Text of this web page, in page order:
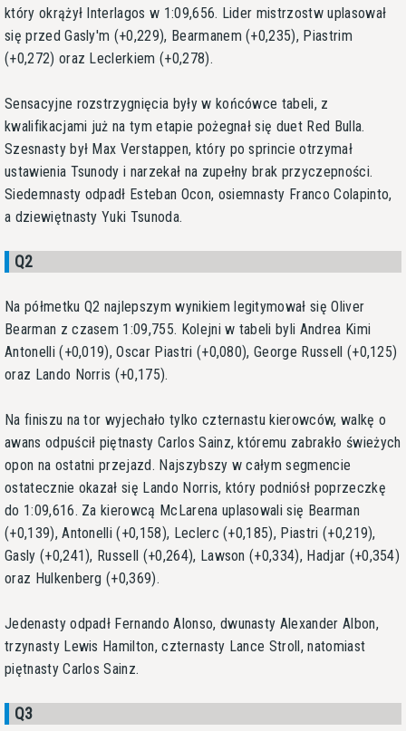
który okrążył Interlagos w 1:09,656. Lider mistrzostw uplasował
się przed Gasly'm (+0,229), Bearmanem (+0,235), Piastrim
(+0,272) oraz Leclerkiem (+0,278).
Sensacyjne rozstrzygnięcia były w końcówce tabeli, z
kwalifikacjami już na tym etapie pożegnał się duet Red Bulla.
Szesnasty był Max Verstappen, który po sprincie otrzymał
ustawienia Tsunody i narzekał na zupełny brak przyczepności.
Siedemnasty odpadł Esteban Ocon, osiemnasty Franco Colapinto,
a dziewiętnasty Yuki Tsunoda.
Q2
Na półmetku Q2 najlepszym wynikiem legitymował się Oliver
Bearman z czasem 1:09,755. Kolejni w tabeli byli Andrea Kimi
Antonelli (+0,019), Oscar Piastri (+0,080), George Russell (+0,125)
oraz Lando Norris (+0,175).
Na finiszu na tor wyjechało tylko czternastu kierowców, walkę o
awans odpuścił piętnasty Carlos Sainz, któremu zabrakło świeżych
opon na ostatni przejazd. Najszybszy w całym segmencie
ostatecznie okazał się Lando Norris, który podniósł poprzeczkę
do 1:09,616. Za kierowcą McLarena uplasowali się Bearman
(+0,139), Antonelli (+0,158), Leclerc (+0,185), Piastri (+0,219),
Gasly (+0,241), Russell (+0,264), Lawson (+0,334), Hadjar (+0,354)
oraz Hulkenberg (+0,369).
Jedenasty odpadł Fernando Alonso, dwunasty Alexander Albon,
trzynasty Lewis Hamilton, czternasty Lance Stroll, natomiast
piętnasty Carlos Sainz.
Q3